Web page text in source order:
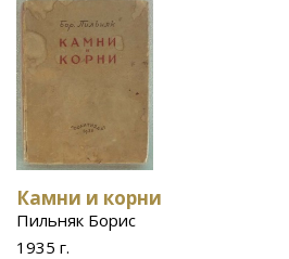
Камни и корни
Пильняк Борис
1935 г.